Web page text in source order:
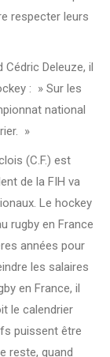
respecter leurs
Deleuze, il
: » Sur les
national
»
(C.F.) est
de la FIH va
Le hockey
rugby en France
années pour
les salaires
en France, il
le calendrier
puissent être
reste, quand